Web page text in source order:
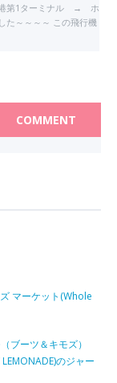
港第1ターミナル → ホ
た～～～～ この飛行機
COMMENT
マーケット(Whole
ブーツ＆キモズ）
のジャー